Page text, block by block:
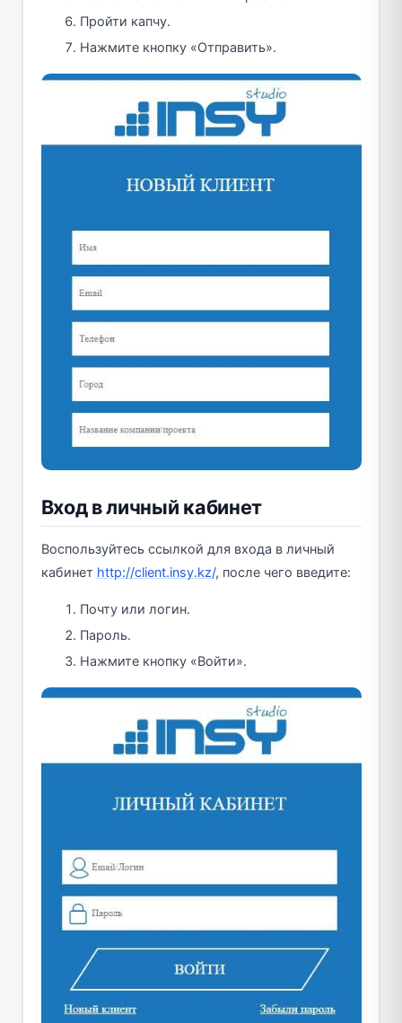
Пройти капчу.
Нажмите кнопку «Отправить».
Вход в личный кабинет
Воспользуйтесь ссылкой для входа в личный
кабинет http://client.insy.kz/, после чего введите:
Почту или логин.
Пароль.
Нажмите кнопку «Войти».